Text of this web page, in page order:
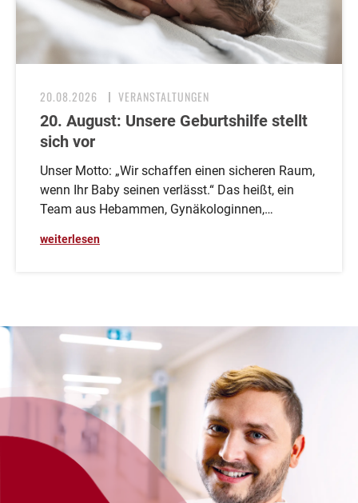
20.08.2026 VERANSTALTUNGEN
20. August: Unsere Geburtshilfe stellt
sich vor
Unser Motto: „Wir schaffen einen sicheren Raum,
wenn Ihr Baby seinen verlässt.“ Das heißt, ein
Team aus Hebammen, Gynäkologinnen,…
weiterlesen